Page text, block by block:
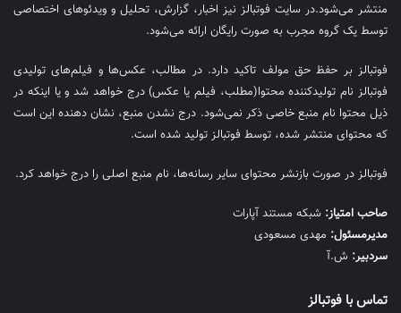
منتشر می‌شود.در سایت فوتبالز نیز اخبار، گزارش، تحلیل و ویدئوهای اختصاصی
توسط یک گروه مجرب به صورت رایگان ارائه می‌شود.
فوتبالز بر حفظ حق مولف تاکید دارد. در مطالب، عکس‌ها و فیلم‌های تولیدی
فوتبالز نام تولیدکننده محتوا(مطلب، فیلم یا عکس) درج خواهد شد و یا اینکه در
ذیل محتوا نام منبع خاصی ذکر نمی‌‎شود. درج نشدن منبع، نشان دهنده این است
که محتوای منتشر شده، توسط فوتبالز تولید شده است.
فوتبالز در صورت بازنشر محتوای سایر رسانه‌ها، نام منبع اصلی را درج خواهد کرد.
صاحب امتیاز: شبکه مستند آپارات
مديرمسئول: مهدی مسعودی
سردبیر: ش.آ
تماس با فوتبالز